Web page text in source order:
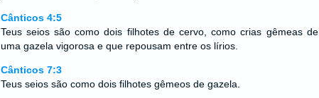
Cânticos 4:5
Teus seios são como dois filhotes de cervo, como crias gêmeas de
uma gazela vigorosa e que repousam entre os lírios.
Cânticos 7:3
Teus seios são como dois filhotes gêmeos de gazela.